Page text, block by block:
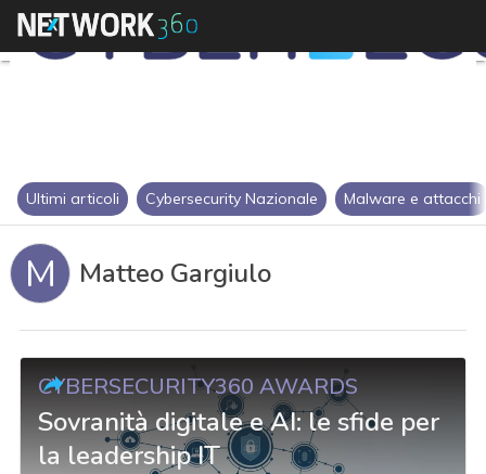
Ultimi articoli Cybersecurity Nazionale Malware e attacchi
M Matteo Gargiulo
CYBERSECURITY360 AWARDS
Sovranità digitale e AI: le sfide per
la leadership IT